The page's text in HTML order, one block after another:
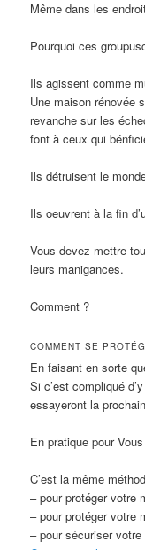
Même dans les
Pourquoi ces
Ils agissent comme
Une maison rénovée
revanche sur les
font à ceux qui
Ils détruisent le
Ils oeuvrent à la fin
Vous devez mettre
leurs manigances.
Comment ?
COMMENT SE
En faisant en sorte
Si c’est compliqué
essayeront la
En pratique pour
C’est la même
– pour protéger votre
– pour protéger votre
– pour sécuriser